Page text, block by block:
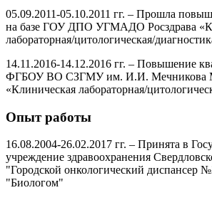
05.09.2011-05.10.2011 гг. – Прошла
на базе ГОУ ДПО УГМАДО Росздрава
лабораторная/цитологическая/
14.11.2016-14.12.2016 гг. – Повышение
ФГБОУ ВО СЗГМУ им. И.И. Мечникова
«Клиническая лабораторная/
Опыт работы
16.08.2004-26.02.2017 гг. – Принята в
учреждение здравоохранения
"Городской онкологический диспансер
"Биологом"